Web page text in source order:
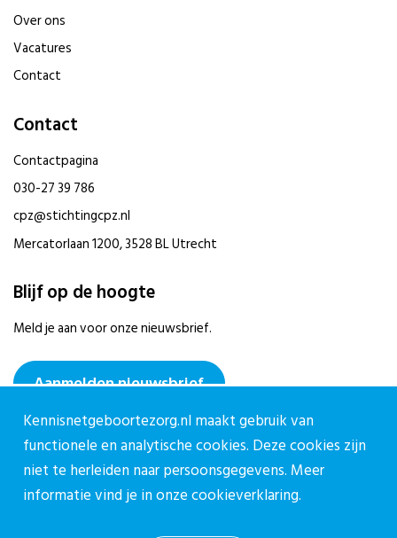
Over ons
Vacatures
Contact
Contact
Contactpagina
030-27 39 786
cpz@stichtingcpz.nl
Mercatorlaan 1200, 3528 BL Utrecht
Blijf op de hoogte
Meld je aan voor onze nieuwsbrief.
Aanmelden nieuwsbrief
Kennisnetgeboortezorg.nl maakt gebruik van
functionele en analytische cookies. Deze cookies zijn
niet te herleiden naar persoonsgegevens. Meer
informatie vind je in onzecookieverklaring.